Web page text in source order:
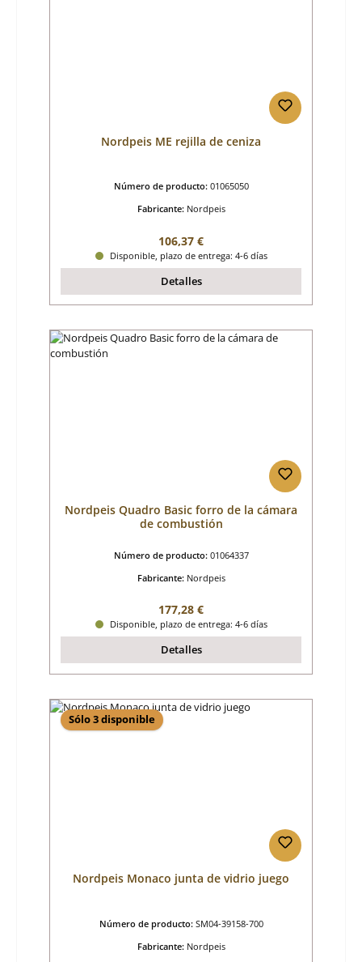
Nordpeis ME rejilla de ceniza
Número de producto: 01065050
Fabricante: Nordpeis
Precio normal:
106,37 €
Disponible, plazo de entrega: 4-6 días
Detalles
Nordpeis Quadro Basic forro de la cámara
de combustión
Número de producto: 01064337
Fabricante: Nordpeis
Precio normal:
177,28 €
Disponible, plazo de entrega: 4-6 días
Detalles
Sólo 3 disponible
Nordpeis Monaco junta de vidrio juego
Número de producto: SM04-39158-700
Fabricante: Nordpeis